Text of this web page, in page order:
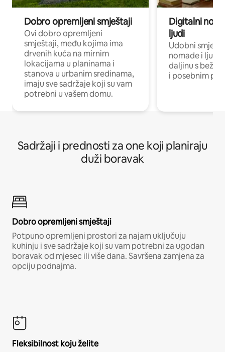
Dobro opremljeni smještaji
Ovi dobro opremljeni
smještaji, među kojima ima
drvenih kuća na mirnim
lokacijama u planinama i
stanova u urbanim sredinama,
imaju sve sadržaje koji su vam
potrebni u vašem domu.
Digitalni
ljudi
Udobni
nomade i ljude
daljinu s
i posebnim
Sadržaji i prednosti za one koji planiraju
duži boravak
Dobro opremljeni smještaji
Potpuno opremljeni prostori za najam uključuju
kuhinju i sve sadržaje koji su vam potrebni za ugodan
boravak od mjesec ili više dana. Savršena zamjena za
opciju podnajma.
Fleksibilnost koju želite